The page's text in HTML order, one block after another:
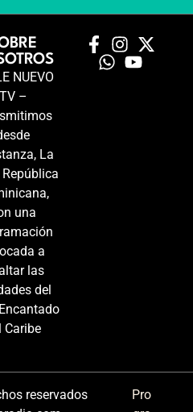
NUEVO
TV –
La
República
una
a
las
del
Caribe
reservados
Pro